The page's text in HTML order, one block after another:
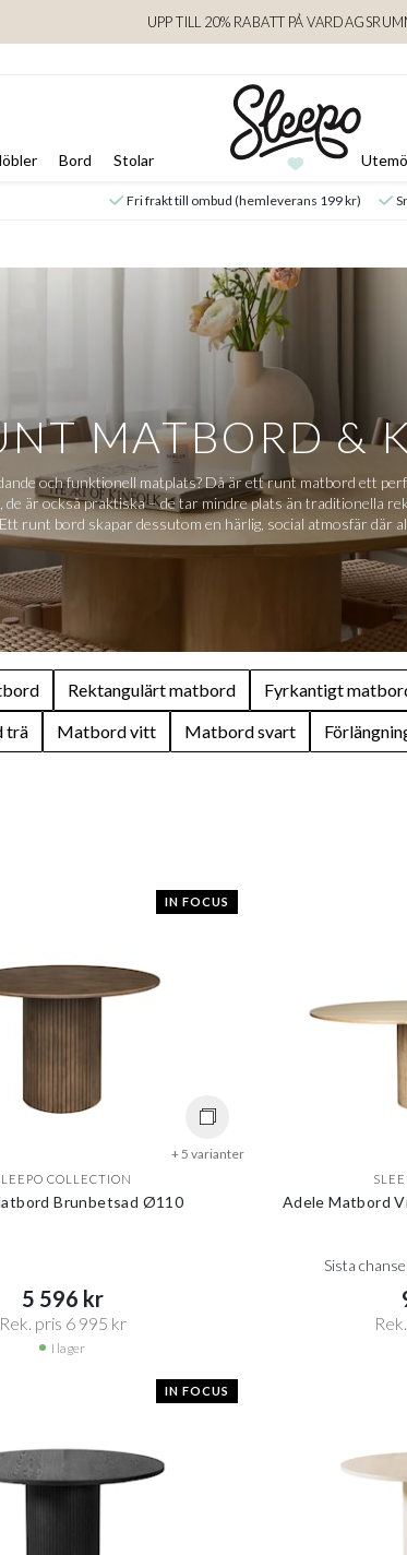
UPP TILL 20% RABATT PÅ
Bord Stolar
Fri frakt till ombud (hemleverans 199 kr)
MATBORD &
och funktionell matplats? Då är ett runt matbord ett
de är också praktiska – de tar mindre plats än traditionella
runt bord skapar dessutom en härlig, social atmosfär där
Rektangulärt matbord Fyrkantigt
trä
Matbord vitt Matbord svart
IN FOCUS
+ 5 varianter
COLLECTION
Brunbetsad Ø110
5 596 kr​​
Rek. pris 6 995 kr​​
I lager
Adele Matbord
Sista
IN FOCUS